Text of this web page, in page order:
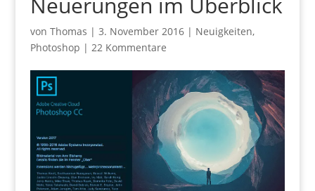
von Thomas | 3. November 2016| Neuigkeiten,
Photoshop | 22 Kommentare